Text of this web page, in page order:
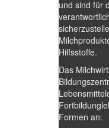
und sind für
Hilfsstoffe.
Das
Formen an: